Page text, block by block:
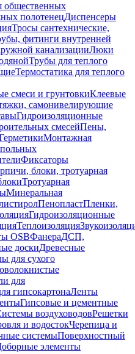
общественных
полотенецДиспенсеры
Тросы сантехнические,
фитинги внутренней
канализацииЛюки
Трубы для теплого
Термостатика для теплого
смеси и грунтовкиКлеевые
самонивелирующие
Гидроизоляционные
смесейПены,
Монтажная
Фиксаторы
блоки, тротуарная
Тротуарная
Минеральная
ПенопластПленки,
Гидроизоляционные
Теплоизоляция
OSBФанераДСП,
доскиДревесные
для сухого
для
гипсокартонаЛенты
Гипсовые и цементные
воздуховодовРешетки
и водостокЧерепица и
системыПоверхностный
элементы